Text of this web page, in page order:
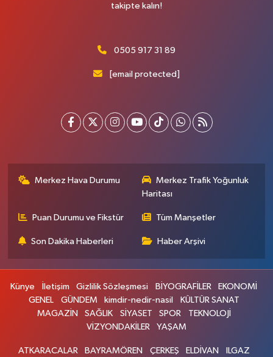
takipte kalın!
0505 917 31 89
[email protected]
Merkez Hava Durumu
Merkez Trafik Yoğunluk
Haritası
Puan Durumu ve Fikstür Tüm Manşetler
Son Dakika Haberleri Haber Arşivi
Künye İletişim Gizlilik Sözleşmesi BİYOGRAFİLER
EKONOMİ
GENEL
GÜNDEM kimdir-nedir-nasil
KÜLTÜR SANAT
MAGAZİN
SAĞLIK SİYASET SPOR
TEKNOLOJİ
VİZYONDAKİLER
YAŞAM
ATKARACALAR BAYRAMÖREN ÇERKEŞ ELDİVAN ILGAZ